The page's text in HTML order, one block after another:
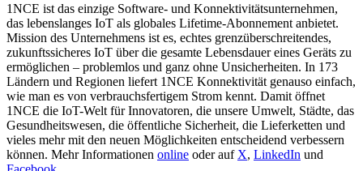
1NCE ist das einzige Software- und Konnektivitätsunternehmen,
das lebenslanges IoT als globales Lifetime-Abonnement anbietet.
Mission des Unternehmens ist es, echtes grenzüberschreitendes,
zukunftssicheres IoT über die gesamte Lebensdauer eines Geräts zu
ermöglichen – problemlos und ganz ohne Unsicherheiten. In 173
Ländern und Regionen liefert 1NCE Konnektivität genauso einfach,
wie man es von verbrauchsfertigem Strom kennt. Damit öffnet
1NCE die IoT-Welt für Innovatoren, die unsere Umwelt, Städte, das
Gesundheitswesen, die öffentliche Sicherheit, die Lieferketten und
vieles mehr mit den neuen Möglichkeiten entscheidend verbessern
können. Mehr Informationen online oder auf X, LinkedIn und